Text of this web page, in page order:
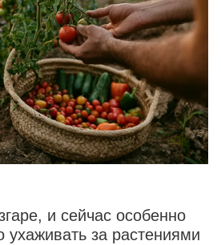
и сейчас особенно
ухаживать за растениями